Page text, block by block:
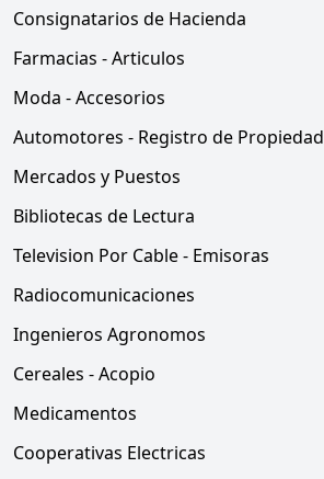
Consignatarios de Hacienda
Farmacias - Articulos
Moda - Accesorios
Automotores - Registro de Propiedad
Mercados y Puestos
Bibliotecas de Lectura
Television Por Cable - Emisoras
Radiocomunicaciones
Ingenieros Agronomos
Cereales - Acopio
Medicamentos
Cooperativas Electricas